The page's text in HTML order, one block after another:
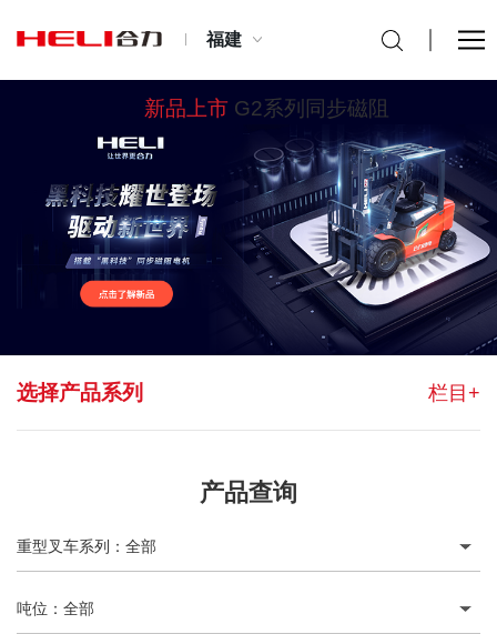
福建
新品上市 G2系列同步磁阻
选择产品系列 栏目+
产品查询
重型叉车系列 ： 全部
吨位 ： 全部